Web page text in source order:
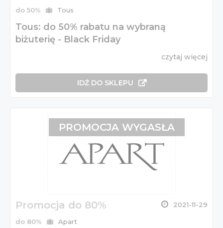
do 50% Tous
Tous: do 50% rabatu na wybraną
biżuterię - Black Friday
czytaj więcej
IDŹ DO SKLEPU
Promocja do 80% 2021-11-29
do 80% Apart
PROMOCJA WYGASŁA